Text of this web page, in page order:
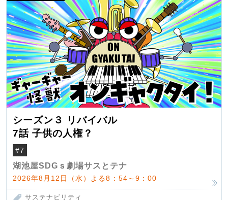
シーズン３ リバイバル
7話 子供の人権？
#7
湖池屋SDGｓ劇場サスとテナ
2026年8月12日（水）よる8：54～9：00
サステナビリティ